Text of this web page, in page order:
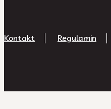
Kontakt Regulamin